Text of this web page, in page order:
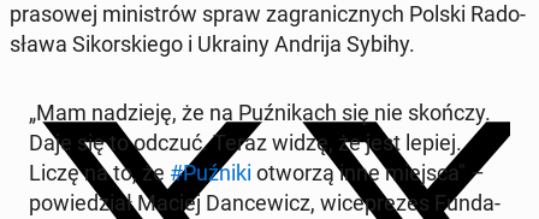
pra­so­wej mi­ni­strów spraw za­gra­nicz­nych Polski Ra­do­
sła­wa Si­kor­skie­go i Ukrainy Andrija Sybihy.
„Mam na­dzie­ję, że na Puź­ni­kach się nie skończy.
Daje się to odczuć. Teraz widzę, że jest lepiej.
Liczę na to, że #Puźniki otworzą inne miejsca" –
po­wie­dział Maciej Dan­ce­wicz, wi­ce­pre­zes Fun­da­